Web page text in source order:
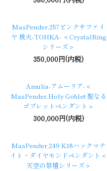
MasPender.257ピンクサファイ
ヤ 桃火-TOHKA- ＜CrystalRing
シリーズ＞
350,000円(内税)
Amulia-アムーリア-＜
MasPender.Holy Goblet 聖なる
ゴブレットペンダント＞
300,000円(内税)
MasPender.249 K18ハックマナ
イト・ダイヤモンドペンダント＜
天空の祭壇シリーズ＞